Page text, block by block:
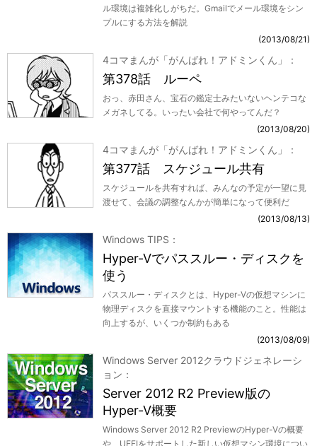
ル環境は複雑化しがちだ。Gmailでメール環境をシン
プルにする方法を解説
2013/08/21
4コマまんが「がんばれ！アドミンくん」
第378話 ルーペ
おっ、赤田さん、宝石の鑑定士みたいないヘンテコな
メガネしてる。いったい会社で何やってんだ？
2013/08/20
4コマまんが「がんばれ！アドミンくん」
第377話 スケジュール共有
スケジュールを共有すれば、みんなの予定が一望に見
渡せて、会議の調整なんかが簡単になって便利だ
2013/08/13
Windows TIPS
Hyper-Vでパススルー・ディスクを
使う
パススルー・ディスクとは、Hyper-Vの仮想マシンに
物理ディスクを直接マウントする機能のこと。性能は
向上するが、いくつか制約もある
2013/08/09
Windows Server 2012クラウドジェネレーシ
ョン
Server 2012 R2 Preview版の
Hyper-V概要
Windows Server 2012 R2 PreviewのHyper-Vの概要
や、UEFIをサポートした新しい仮想マシン環境につい